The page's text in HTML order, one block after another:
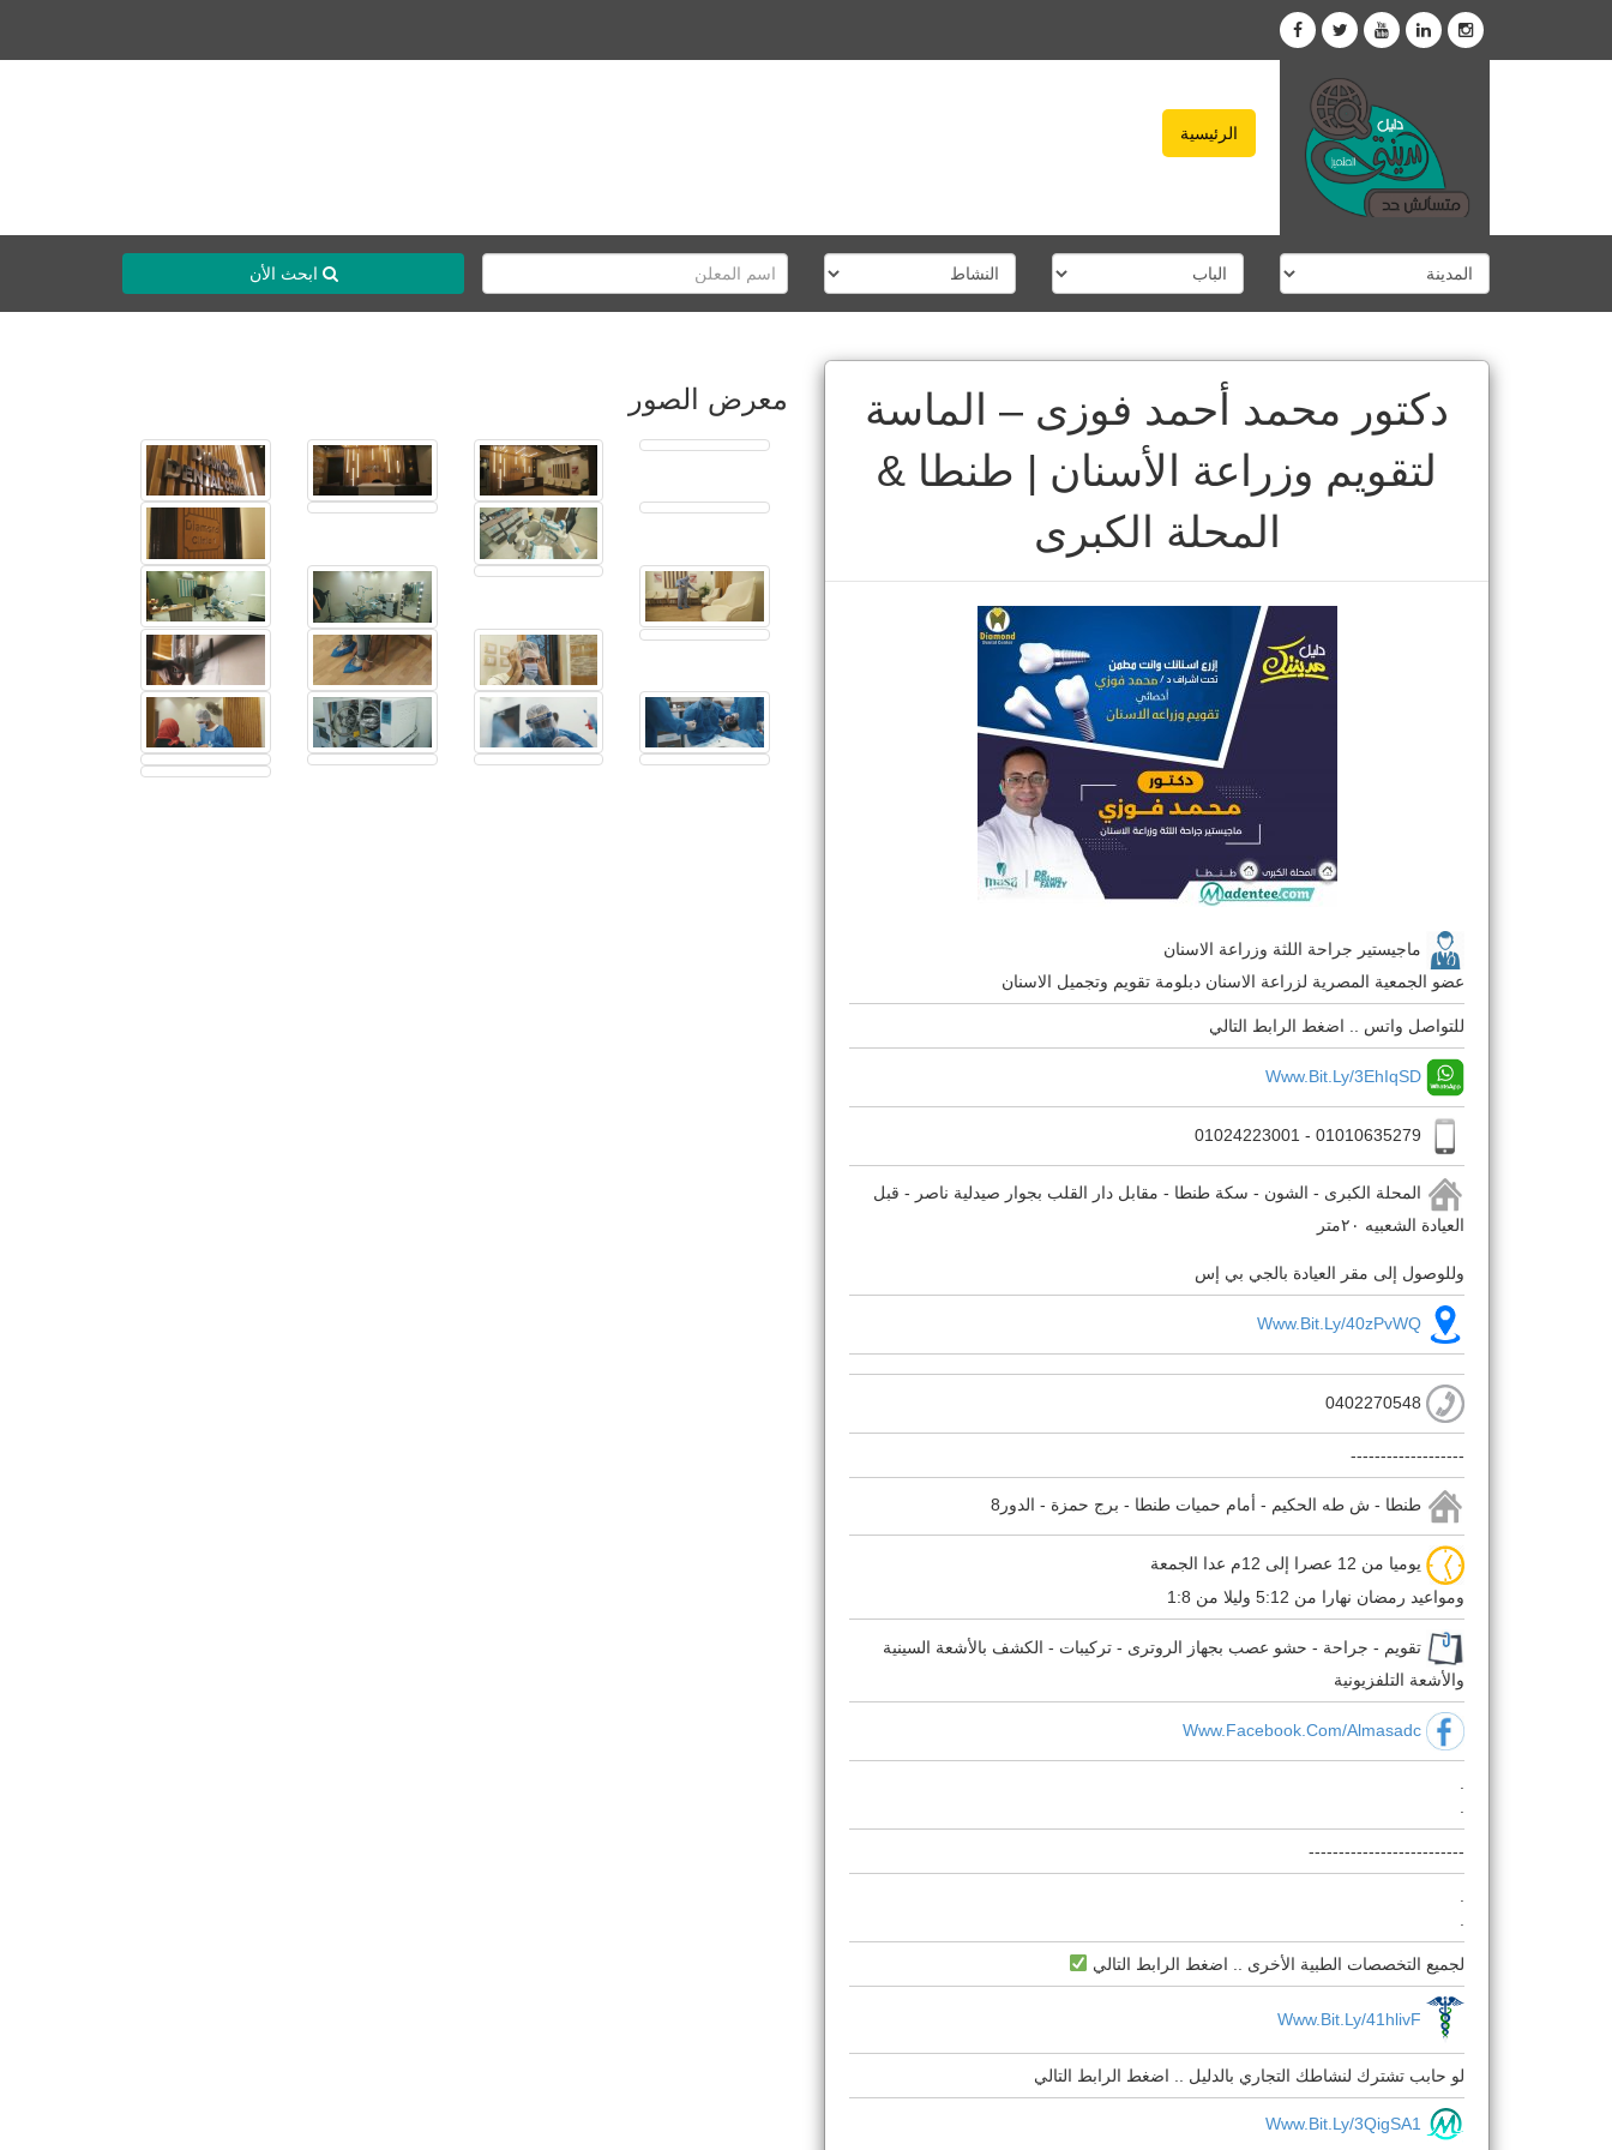
الرئيسية
ابحث الأن
دكتور محمد أحمد فوزى – الماسة
لتقويم وزراعة الأسنان | طنطا &
المحلة الكبرى
ماجيستير جراحة اللثة وزراعة الاسنان
عضو الجمعية المصرية لزراعة الاسنان دبلومة تقويم وتجميل الاسنان
للتواصل واتس .. اضغط الرابط التالي
Www.bit.ly/3EhIqSD
المحلة الكبرى - الشون - سكة طنطا - مقابل دار القلب بجوار صيدلية ناصر - قبل
العيادة الشعبيه ٢٠متر
وللوصول إلى مقر العيادة بالجي بي إس
Www.bit.ly/40zPvWQ
-------------------
طنطا - ش طه الحكيم - أمام حميات طنطا - برج حمزة - الدور8
يوميا من 12 عصرا إلى 12م عدا الجمعة
ومواعيد رمضان نهارا من 5:12 وليلا من 1:8
تقويم - جراحة - حشو عصب بجهاز الروترى - تركيبات - الكشف بالأشعة السينية
والأشعة التلفزيونية
Www.facebook.com/almasadc
--------------------------
لجميع التخصصات الطبية الأخرى .. اضغط الرابط التالي
Www.bit.ly/41hlivF
لو حابب تشترك لنشاطك التجاري بالدليل .. اضغط الرابط التالي
Www.bit.ly/3QigSA1
معرض الصور